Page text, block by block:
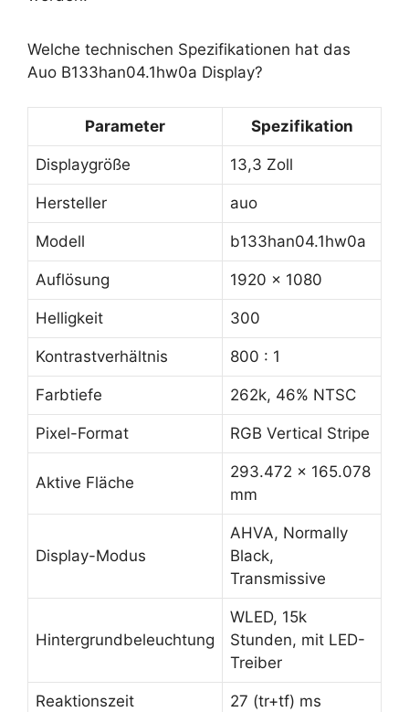
Welche technischen Spezifikationen hat das
Auo B133han04.1hw0a Display?
Parameter Spezifikation
Displaygröße 13,3 Zoll
Hersteller auo
Modell b133han04.1hw0a
Auflösung 1920 x 1080
Helligkeit 300
Kontrastverhältnis 800 : 1
Farbtiefe 262k, 46% NTSC
Pixel-Format RGB Vertical Stripe
Aktive Fläche
293.472 x 165.078
mm
Display-Modus
AHVA, Normally
Black,
Transmissive
Hintergrundbeleuchtung
WLED, 15k
Stunden, mit LED-
Treiber
Reaktionszeit 27 (tr+tf) ms